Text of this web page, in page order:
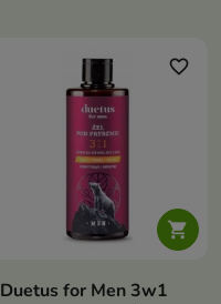

favorite_border
Duetus for Men 3w1